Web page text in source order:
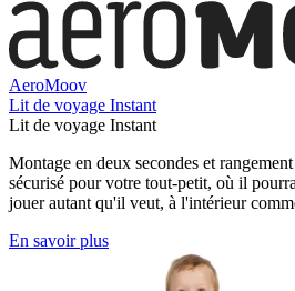
AeroMoov
Lit de voyage Instant
Lit de voyage Instant
Montage en deux secondes et
sécurisé pour votre tout-petit, où il
jouer autant qu'il veut, à l'intérieur
En savoir plus